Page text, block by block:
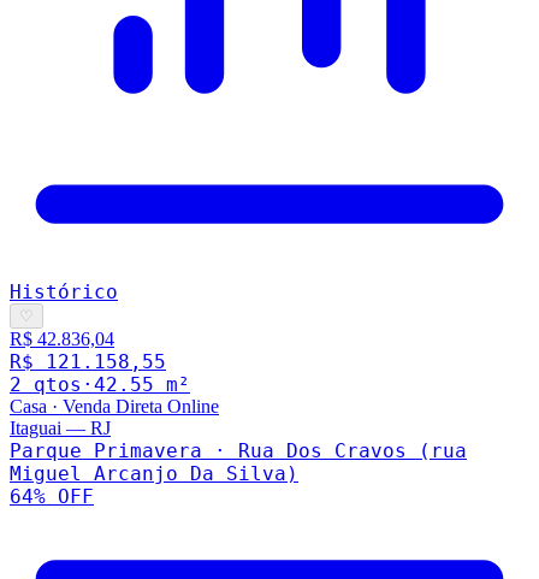
Histórico
♡
R$ 42.836,04
R$ 121.158,55
2 qtos · 42.55 m²
Casa · Venda Direta Online
Itaguai — RJ
Parque Primavera · Rua Dos Cravos (rua
Miguel Arcanjo Da Silva)
64% OFF